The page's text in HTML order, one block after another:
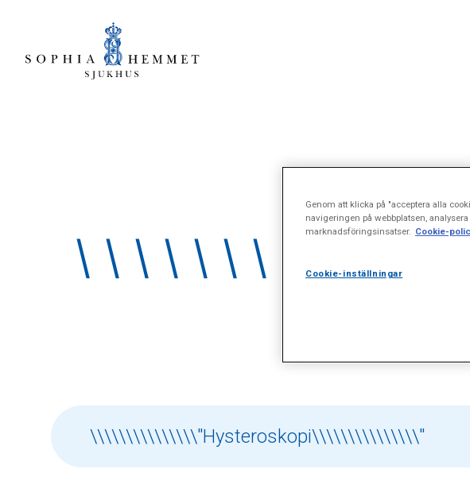
Genom att klicka på "acceptera alla
navigeringen på webbplatsen,
marknadsföringsinsatser. Cookie-
Cookie-inställningar